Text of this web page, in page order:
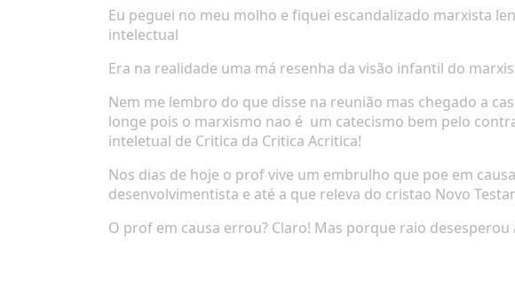
Eu peguei no meu molho e fiquei escandalizado marxista
intelectual
Era na realidade uma má resenha da visão infantil do
Nem me lembro do que disse na reunião mas chegado a
longe pois o marxismo nao é um catecismo bem pelo
inteletual de Critica da Critica Acritica!
Nos dias de hoje o prof vive um embrulho que poe em
desenvolvimentista e até a que releva do cristao Novo
O prof em causa errou?Claro! Mas porque raio